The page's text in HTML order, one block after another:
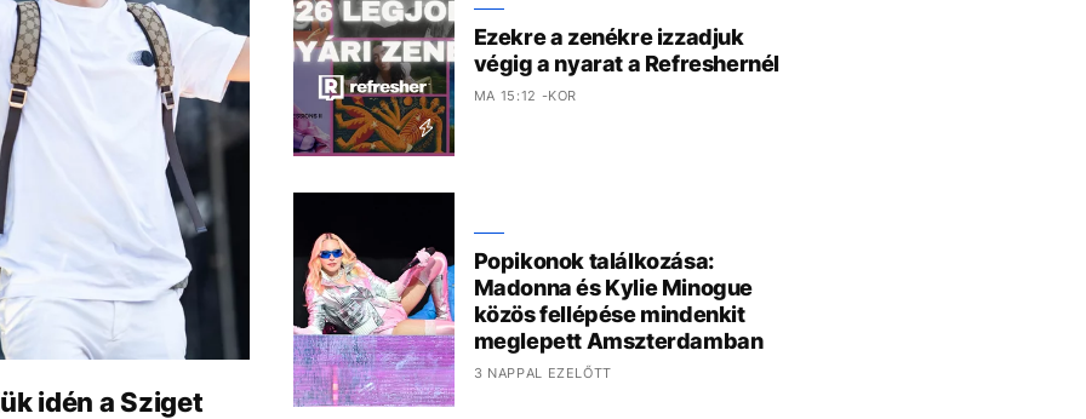
idén a Sziget
Ezekre a zenékre izzadjuk
végig a nyarat a Refreshernél
MA 15:12 -KOR
Popikonok találkozása:
Madonna és Kylie Minogue
közös fellépése mindenkit
meglepett Amszterdamban
3 NAPPAL EZELŐTT